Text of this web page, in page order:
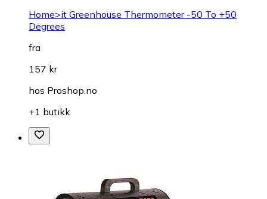
Home>it Greenhouse Thermometer -50 To +50
Degrees
fra
157 kr
hos Proshop.no
+1 butikk